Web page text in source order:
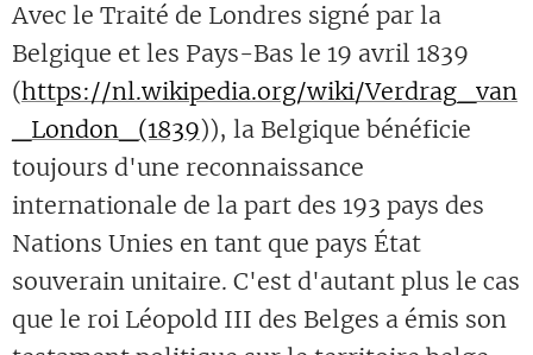
Avec le Traité de Londres signé par la
Belgique et les Pays-Bas le 19 avril 1839
(https://nl.wikipedia.org/wiki/Verdrag_van
_London_(1839)), la Belgique bénéficie
toujours d'une reconnaissance
internationale de la part des 193 pays des
Nations Unies en tant que pays État
souverain unitaire. C'est d'autant plus le cas
que le roi Léopold III des Belges a émis son